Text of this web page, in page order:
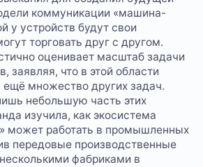
коммуникации «машина-
у устройств будут свои
торговать друг с другом.
оценивает масштаб задачи
заявляя, что в этой области
ещё множество других задач.
небольшую часть этих
изучила, как экосистема
может работать в промышленных
передовые производственные
фабриками в